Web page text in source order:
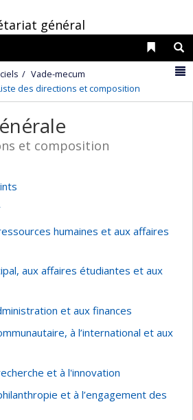
général
Liens
Vade-mecum
des directions et composition
et composition
humaines et aux affaires
aux affaires étudiantes et aux
et aux finances
à l’international et aux
et à l'innovation
et à l’engagement des